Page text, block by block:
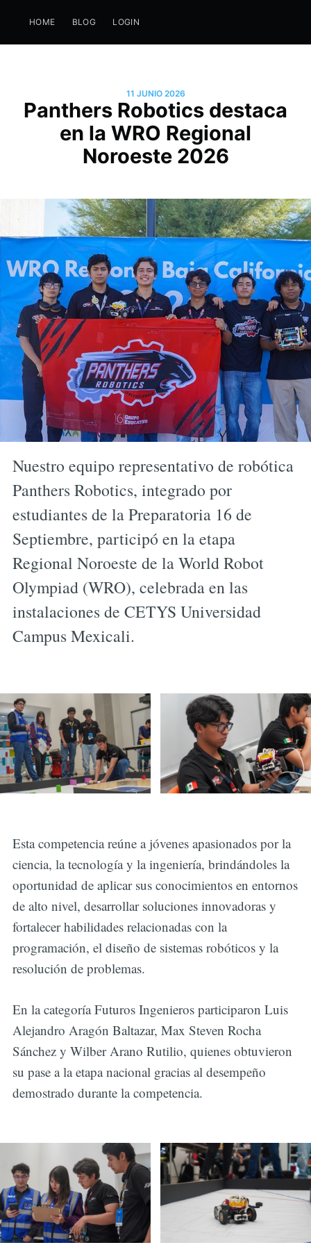
HOME BLOG LOGIN
11 JUNIO 2026
Panthers Robotics destaca
en la WRO Regional
Noroeste 2026
Nuestro equipo representativo de robótica
Panthers Robotics, integrado por
estudiantes de la Preparatoria 16 de
Septiembre, participó en la etapa
Regional Noroeste de la World Robot
Olympiad (WRO), celebrada en las
instalaciones de CETYS Universidad
Campus Mexicali.
Esta competencia reúne a jóvenes apasionados por la
ciencia, la tecnología y la ingeniería, brindándoles la
oportunidad de aplicar sus conocimientos en entornos
de alto nivel, desarrollar soluciones innovadoras y
fortalecer habilidades relacionadas con la
programación, el diseño de sistemas robóticos y la
resolución de problemas.
En la categoría Futuros Ingenieros participaron Luis
Alejandro Aragón Baltazar, Max Steven Rocha
Sánchez y Wilber Arano Rutilio, quienes obtuvieron
su pase a la etapa nacional gracias al desempeño
demostrado durante la competencia.